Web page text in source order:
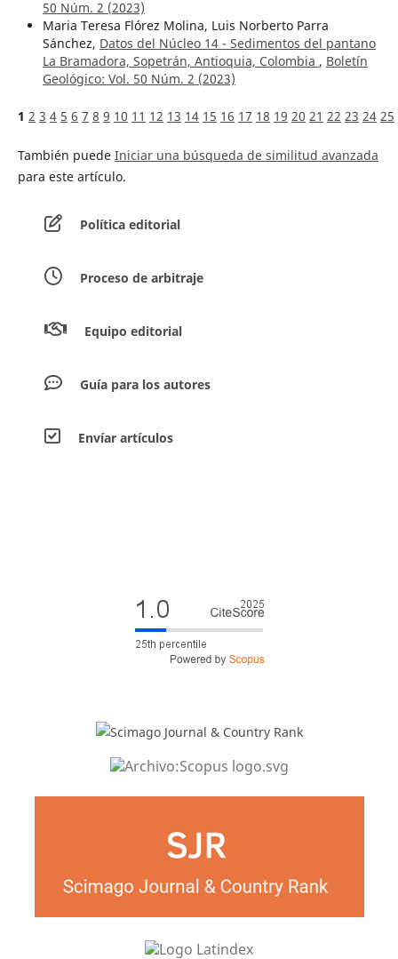
50 Núm. 2 (2023)
Maria Teresa Flórez Molina, Luis Norberto Parra
Sánchez, Datos del Núcleo 14 - Sedimentos del pantano
La Bramadora, Sopetrán, Antioquia, Colombia , Boletín
Geológico: Vol. 50 Núm. 2 (2023)
1 2 3 4 5 6 7 8 9 10 11 12 13 14 15 16 17 18 19 20 21 22 23 24 25
También puede Iniciar una búsqueda de similitud avanzada
para este artículo.
Política editorial
Proceso de arbitraje
Equipo editorial
Guía para los autores
Envíar artículos